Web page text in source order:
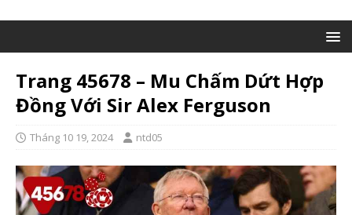
Trang 45678 – Mu Chấm Dứt Hợp
Đồng Với Sir Alex Ferguson
Tháng 10 19, 2024 ntd05